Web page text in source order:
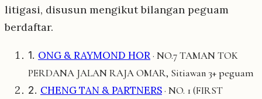
litigasi, disusun mengikut bilangan peguam
berdaftar.
1. ONG & RAYMOND HOR· NO.7 TAMAN TOK
PERDANA JALAN RAJA OMAR, Sitiawan 3+ peguam
2. CHENG TAN & PARTNERS· NO. 1 (FIRST